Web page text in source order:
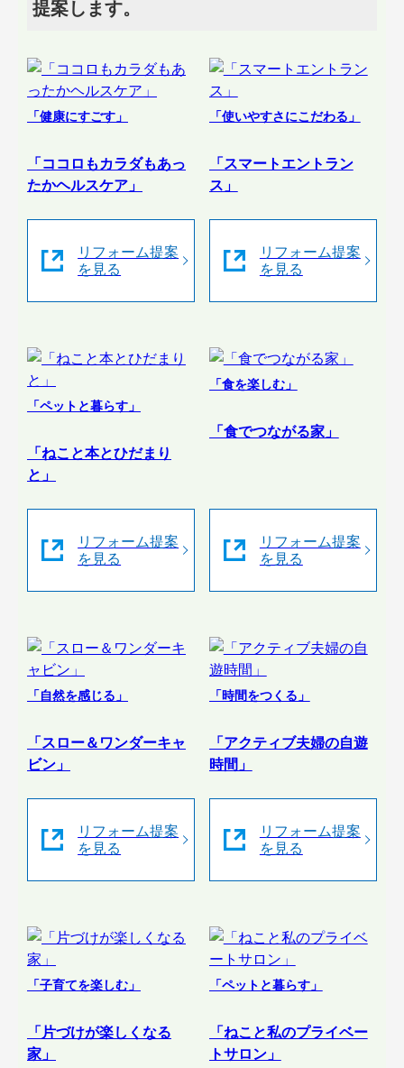
提案します。
「健康にすごす」
「ココロもカラダもあっ
たかヘルスケア」
リフォーム提案
を見る
「使いやすさにこだわる」
「スマートエントラン
ス」
リフォーム提案
を見る
「ペットと暮らす」
「ねこと本とひだまり
と」
リフォーム提案
を見る
「食を楽しむ」
「食でつながる家」
リフォーム提案
を見る
「自然を感じる」
「スロー＆ワンダーキャ
ビン」
リフォーム提案
を見る
「時間をつくる」
「アクティブ夫婦の自遊
時間」
リフォーム提案
を見る
「子育てを楽しむ」
「片づけが楽しくなる
家」
「ペットと暮らす」
「ねこと私のプライベー
トサロン」